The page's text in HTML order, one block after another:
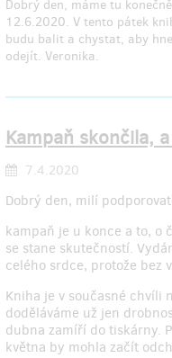
Dobrý den, máme tu
12.6.2020. V tento pátek
budu balit a chystat, aby
odejít. Veronika.
Kampaň skončila,
7.4.2020
Dobrý den, milí
kampaň je u konce a to, o
se stane skutečností.
celého srdce, protože bez
Kniha je v současné chvíli
doděláváme už jen
dubna zamíří do tiskárny.
května by mohla začít